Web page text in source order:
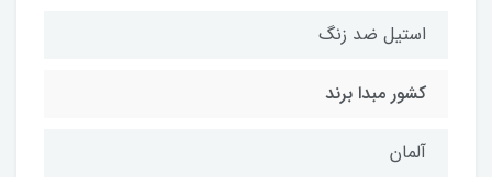
استیل ضد زنگ
کشور مبدا برند
آلمان